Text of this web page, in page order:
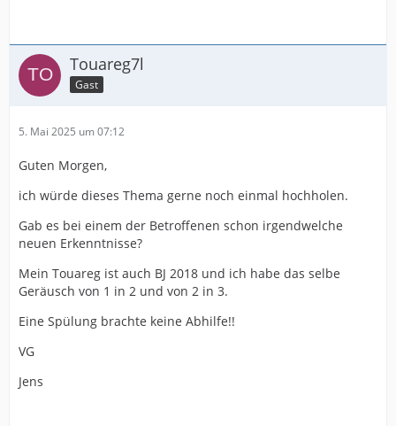
Touareg7l
Gast
5. Mai 2025 um 07:12
Guten Morgen,
ich würde dieses Thema gerne noch einmal hochholen.
Gab es bei einem der Betroffenen schon irgendwelche
neuen Erkenntnisse?
Mein Touareg ist auch BJ 2018 und ich habe das selbe
Geräusch von 1 in 2 und von 2 in 3.
Eine Spülung brachte keine Abhilfe!!
VG
Jens